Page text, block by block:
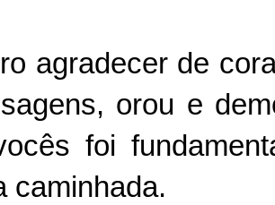
agradecer de
orou e
foi
caminhada.